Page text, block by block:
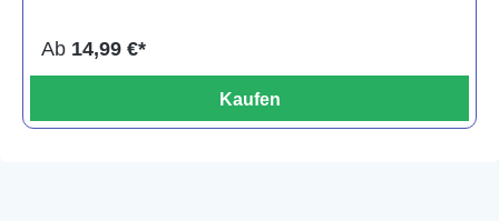
Ab 14,99 €*
Kaufen